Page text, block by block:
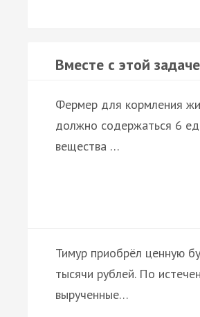
Вместе с этой
Фермер для кормления
должно содержаться 6
вещества …
Тимур приобрёл ценную
тысячи рублей. По
вырученные…